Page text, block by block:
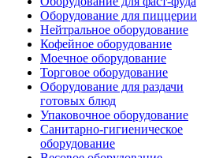
Оборудование для пиццерии
Нейтральное оборудование
Кофейное оборудование
Моечное оборудование
Торговое оборудование
Оборудование для раздачи
готовых блюд
Упаковочное оборудование
Санитарно-гигиеническое
оборудование